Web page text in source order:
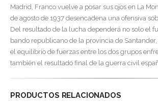
Madrid, Franco vuelve a posar sus ojos en La
de agosto de 1937 desencadena una ofensiva
Del resultado de la lucha dependerá no solo el
bando republicano de la provincia de
el equilibrio de fuerzas entre los dos grupos
también el resultado final de la guerra civil
PRODUCTOS RELACIONADOS